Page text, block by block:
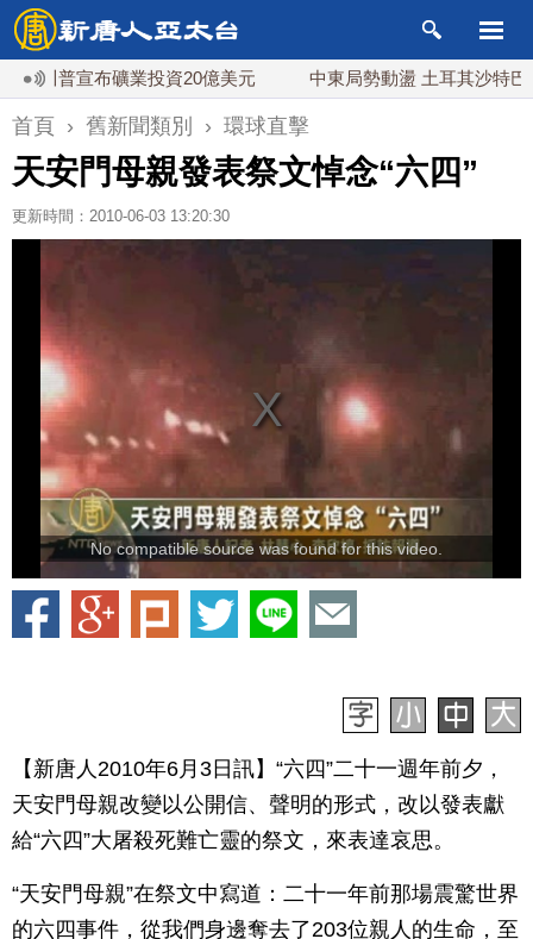
普宣布礦業投資20億美元 中東局勢動盪 土耳其沙特巴基
首頁 › 舊新聞類別 › 環球直擊
天安門母親發表祭文悼念“六四”
更新時間：2010-06-03 13:20:30
No compatible source was found for this video.
【新唐人2010年6月3日訊】“六四”二十一週年前夕，
天安門母親改變以公開信、聲明的形式，改以發表獻
給“六四”大屠殺死難亡靈的祭文，來表達哀思。
“天安門母親”在祭文中寫道：二十一年前那場震驚世界
的六四事件，從我們身邊奪去了203位親人的生命，至